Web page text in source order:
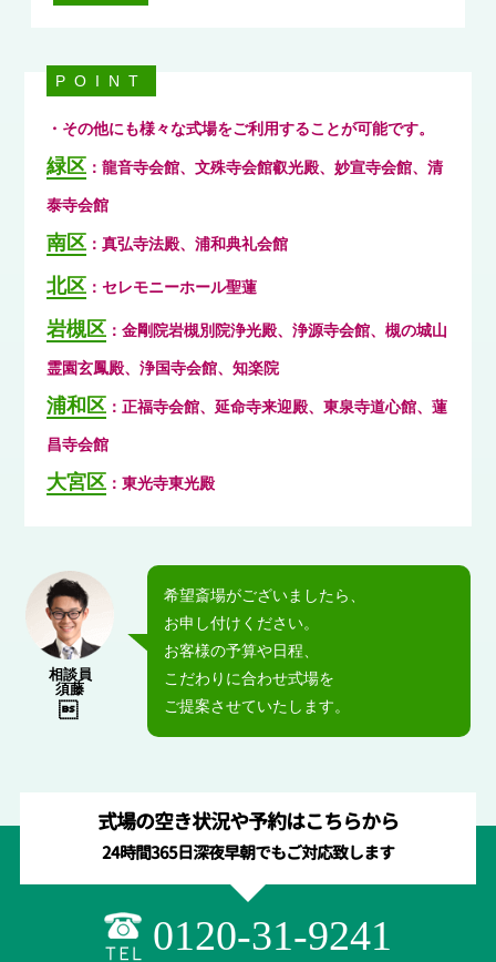
POINT
・その他にも様々な式場をご利用することが可能です。
緑区 ：龍音寺会館、文殊寺会館叡光殿、妙宣寺会館、清
泰寺会館
南区 ：真弘寺法殿、浦和典礼会館
北区 ：セレモニーホール聖蓮
岩槻区 ：金剛院岩槻別院浄光殿、浄源寺会館、槻の城山
霊園玄鳳殿、浄国寺会館、知楽院
浦和区 ：正福寺会館、延命寺来迎殿、東泉寺道心館、蓮
昌寺会館
大宮区 ：東光寺東光殿
相談員
須藤

希望斎場がございましたら、
お申し付けください。
お客様の予算や日程、
こだわりに合わせ式場を
ご提案させていたします。
式場の空き状況や予約はこちらから
24時間365日深夜早朝でもご対応致します
0120-31-9241